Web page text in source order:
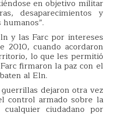
en objetivo militar
desaparecimientos y
y las Farc por intereses
2010, cuando acordaron
lo que les permitió
firmaron la paz con el
al Eln.
dejaron otra vez
control armado sobre la
ciudadano por